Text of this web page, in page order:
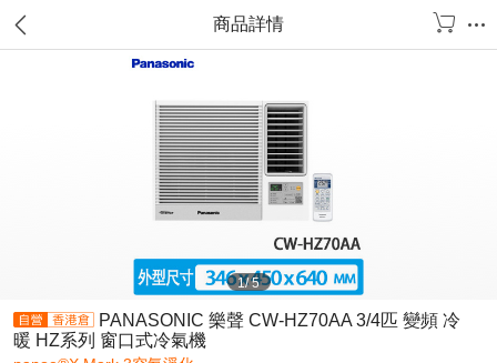
商品詳情
1/5
PANASONIC 樂聲 CW-HZ70AA 3/4匹 變頻 冷
暖 HZ系列 窗口式冷氣機